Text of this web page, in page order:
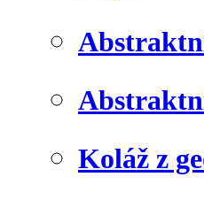
Koláž z